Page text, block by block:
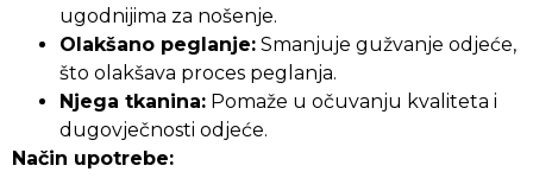
ugodnijima za nošenje.
Olakšano peglanje: Smanjuje gužvanje odjeće,
što olakšava proces peglanja.
Njega tkanina: Pomaže u očuvanju kvaliteta i
dugovječnosti odjeće.
Način upotrebe: